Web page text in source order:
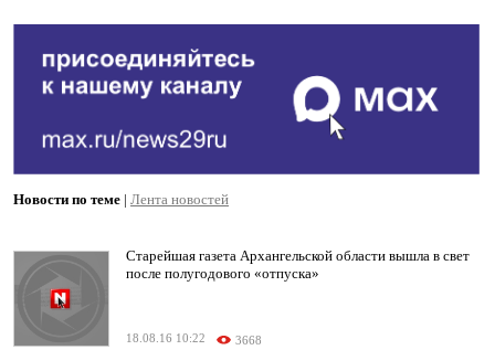
Новости по теме | Лента новостей
Старейшая газета Архангельской области вышла в свет
после полугодового «отпуска»
18.08.16 10:22 3668